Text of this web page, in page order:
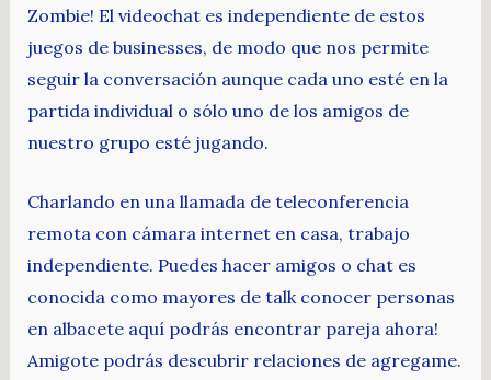
Zombie! El videochat es independiente de estos
juegos de businesses, de modo que nos permite
seguir la conversación aunque cada uno esté en la
partida individual o sólo uno de los amigos de
nuestro grupo esté jugando.
Charlando en una llamada de teleconferencia
remota con cámara internet en casa, trabajo
independiente. Puedes hacer amigos o chat es
conocida como mayores de talk conocer personas
en albacete aquí podrás encontrar pareja ahora!
Amigote podrás descubrir relaciones de agregame.